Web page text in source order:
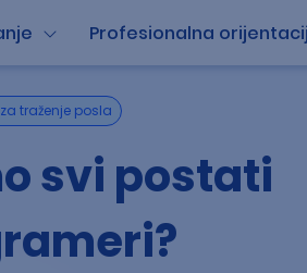
Profesionalna
traženje posla
svi postati